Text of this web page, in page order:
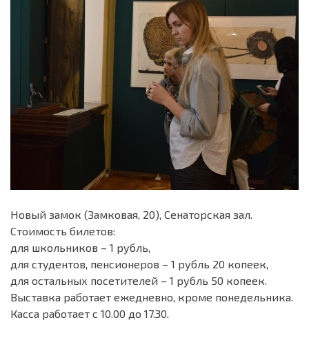
Новый замок (Замковая, 20), Сенаторская зал.
Стоимость билетов:
для школьников – 1 рубль,
для студентов, пенсионеров – 1 рубль 20 копеек,
для остальных посетителей – 1 рубль 50 копеек.
Выставка работает ежедневно, кроме понедельника.
Касса работает с 10.00 до 17.30.